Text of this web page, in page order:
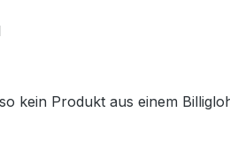
kein Produkt aus einem